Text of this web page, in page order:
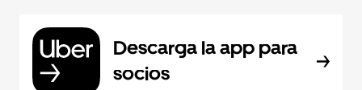
Descarga la app para
socios